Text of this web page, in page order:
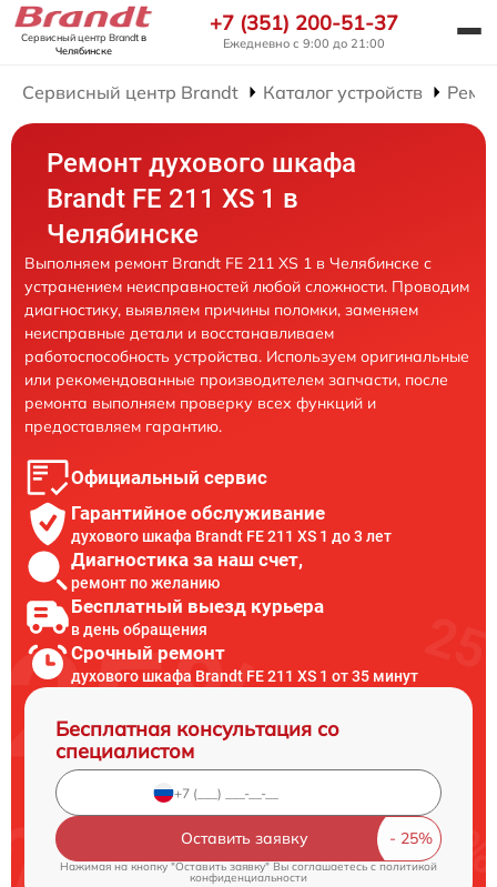
Сервисный центр Brandtв
Челябинске
+7 (351) 200-51-37
Ежедневно с 9:00 до 21:00
Сервисный центр Brandt Каталог устройств
Ремонт духового шкафа
Brandt FE 211 XS 1 в
Челябинске
Выполняем ремонт Brandt FE 211 XS 1 в Челябинске с
устранением неисправностей любой сложности. Проводим
диагностику, выявляем причины поломки, заменяем
неисправные детали и восстанавливаем
работоспособность устройства. Используем оригинальные
или рекомендованные производителем запчасти, после
ремонта выполняем проверку всех функций и
предоставляем гарантию.
Официальный сервис
Гарантийное обслуживание
духового шкафа Brandt FE 211 XS 1 до 3 лет
Диагностика за наш счет,
ремонт по желанию
Бесплатный выезд курьера
в день обращения
Срочный ремонт
духового шкафа Brandt FE 211 XS 1 от 35 минут
Бесплатная консультация со
специалистом
Оставить заявку
Нажимая на кнопку "Оставить заявку" Вы соглашаетесь c политикой
конфиденциальности